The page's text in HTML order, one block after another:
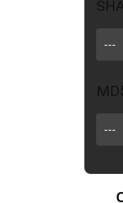
---
---